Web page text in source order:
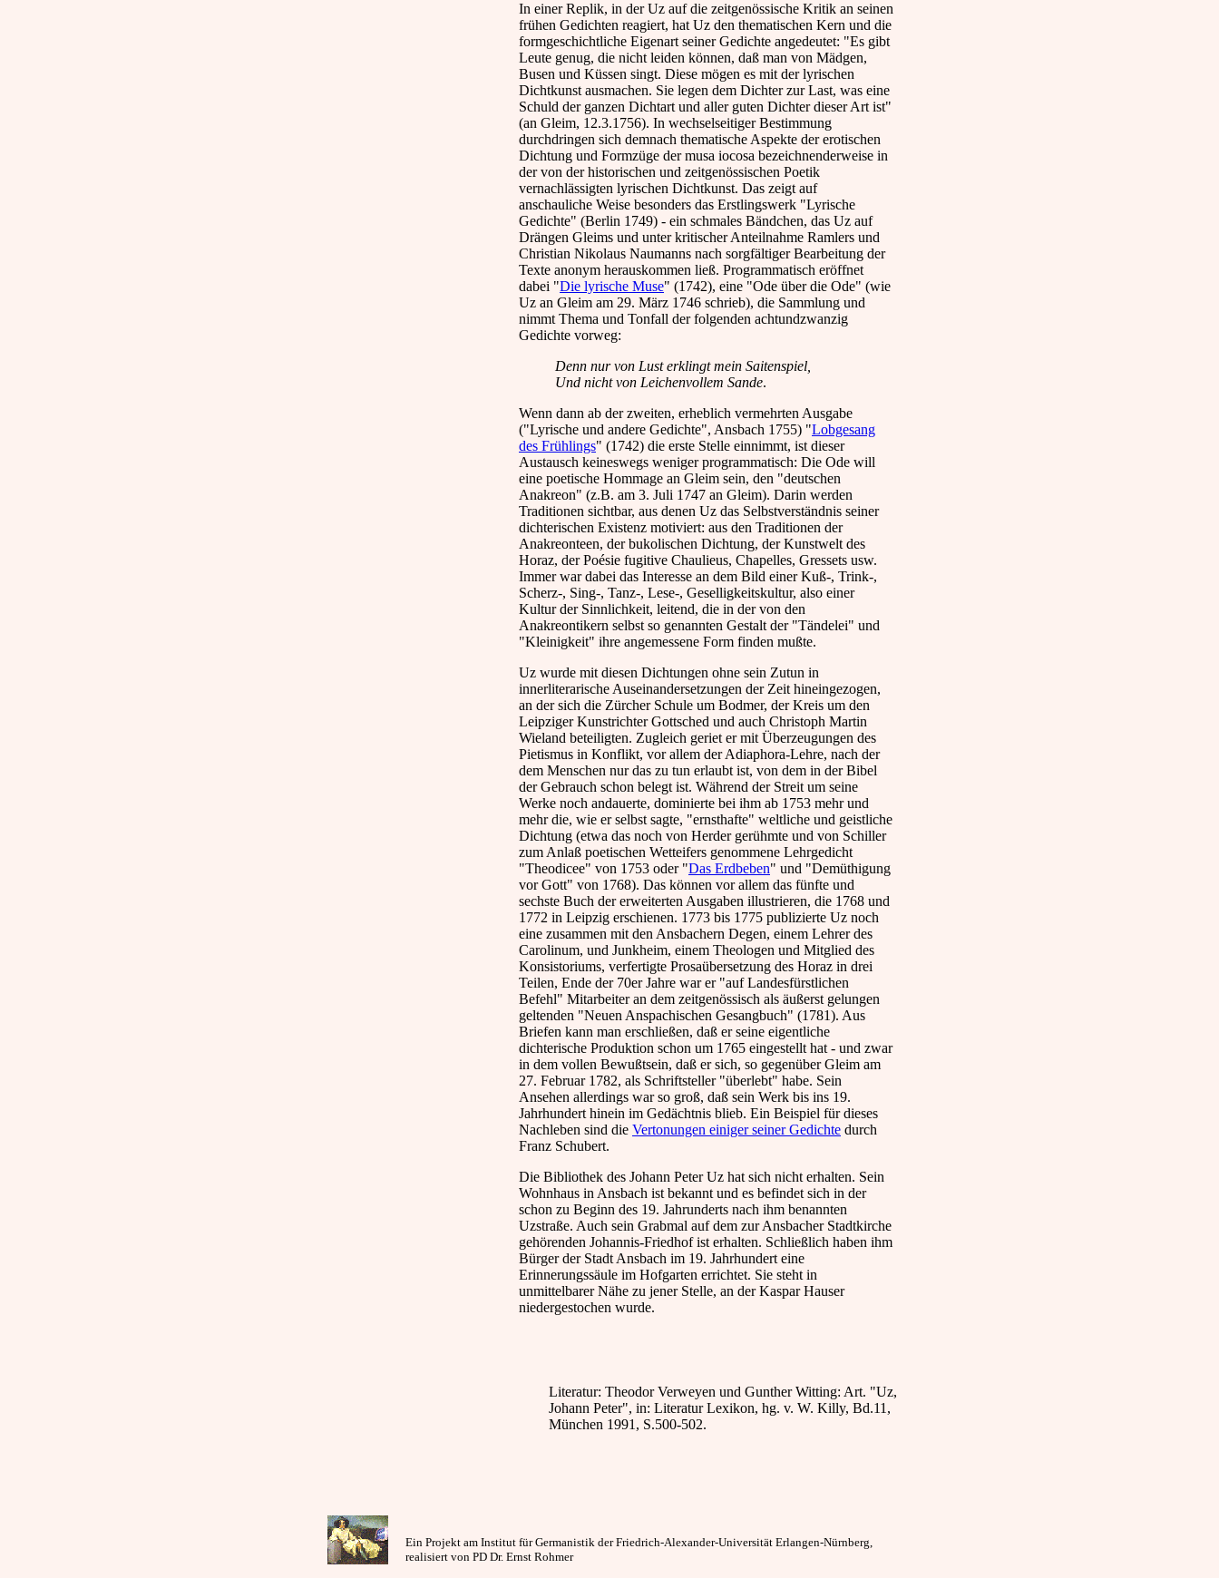
In einer Replik, in der Uz auf die zeitgenössische Kritik an seinen
frühen Gedichten reagiert, hat Uz den thematischen Kern und die
formgeschichtliche Eigenart seiner Gedichte angedeutet: "Es gibt
Leute genug, die nicht leiden können, daß man von Mädgen,
Busen und Küssen singt. Diese mögen es mit der lyrischen
Dichtkunst ausmachen. Sie legen dem Dichter zur Last, was eine
Schuld der ganzen Dichtart und aller guten Dichter dieser Art ist"
(an Gleim, 12.3.1756). In wechselseitiger Bestimmung
durchdringen sich demnach thematische Aspekte der erotischen
Dichtung und Formzüge der musa iocosa bezeichnenderweise in
der von der historischen und zeitgenössischen Poetik
vernachlässigten lyrischen Dichtkunst. Das zeigt auf
anschauliche Weise besonders das Erstlingswerk "Lyrische
Gedichte" (Berlin 1749) - ein schmales Bändchen, das Uz auf
Drängen Gleims und unter kritischer Anteilnahme Ramlers und
Christian Nikolaus Naumanns nach sorgfältiger Bearbeitung der
Texte anonym herauskommen ließ. Programmatisch eröffnet
dabei "Die lyrische Muse" (1742), eine "Ode über die Ode" (wie
Uz an Gleim am 29. März 1746 schrieb), die Sammlung und
nimmt Thema und Tonfall der folgenden achtundzwanzig
Gedichte vorweg:
Denn nur von Lust erklingt mein Saitenspiel,
Und nicht von Leichenvollem Sande.
Wenn dann ab der zweiten, erheblich vermehrten Ausgabe
("Lyrische und andere Gedichte", Ansbach 1755) "Lobgesang
des Frühlings" (1742) die erste Stelle einnimmt, ist dieser
Austausch keineswegs weniger programmatisch: Die Ode will
eine poetische Hommage an Gleim sein, den "deutschen
Anakreon" (z.B. am 3. Juli 1747 an Gleim). Darin werden
Traditionen sichtbar, aus denen Uz das Selbstverständnis seiner
dichterischen Existenz motiviert: aus den Traditionen der
Anakreonteen, der bukolischen Dichtung, der Kunstwelt des
Horaz, der Poésie fugitive Chaulieus, Chapelles, Gressets usw.
Immer war dabei das Interesse an dem Bild einer Kuß-, Trink-,
Scherz-, Sing-, Tanz-, Lese-, Geselligkeitskultur, also einer
Kultur der Sinnlichkeit, leitend, die in der von den
Anakreontikern selbst so genannten Gestalt der "Tändelei" und
"Kleinigkeit" ihre angemessene Form finden mußte.
Uz wurde mit diesen Dichtungen ohne sein Zutun in
innerliterarische Auseinandersetzungen der Zeit hineingezogen,
an der sich die Zürcher Schule um Bodmer, der Kreis um den
Leipziger Kunstrichter Gottsched und auch Christoph Martin
Wieland beteiligten. Zugleich geriet er mit Überzeugungen des
Pietismus in Konflikt, vor allem der Adiaphora-Lehre, nach der
dem Menschen nur das zu tun erlaubt ist, von dem in der Bibel
der Gebrauch schon belegt ist. Während der Streit um seine
Werke noch andauerte, dominierte bei ihm ab 1753 mehr und
mehr die, wie er selbst sagte, "ernsthafte" weltliche und geistliche
Dichtung (etwa das noch von Herder gerühmte und von Schiller
zum Anlaß poetischen Wetteifers genommene Lehrgedicht
"Theodicee" von 1753 oder "Das Erdbeben" und "Demüthigung
vor Gott" von 1768). Das können vor allem das fünfte und
sechste Buch der erweiterten Ausgaben illustrieren, die 1768 und
1772 in Leipzig erschienen. 1773 bis 1775 publizierte Uz noch
eine zusammen mit den Ansbachern Degen, einem Lehrer des
Carolinum, und Junkheim, einem Theologen und Mitglied des
Konsistoriums, verfertigte Prosaübersetzung des Horaz in drei
Teilen, Ende der 70er Jahre war er "auf Landesfürstlichen
Befehl" Mitarbeiter an dem zeitgenössisch als äußerst gelungen
geltenden "Neuen Anspachischen Gesangbuch" (1781). Aus
Briefen kann man erschließen, daß er seine eigentliche
dichterische Produktion schon um 1765 eingestellt hat - und zwar
in dem vollen Bewußtsein, daß er sich, so gegenüber Gleim am
27. Februar 1782, als Schriftsteller "überlebt" habe. Sein
Ansehen allerdings war so groß, daß sein Werk bis ins 19.
Jahrhundert hinein im Gedächtnis blieb. Ein Beispiel für dieses
Nachleben sind die Vertonungen einiger seiner Gedichte durch
Franz Schubert.
Die Bibliothek des Johann Peter Uz hat sich nicht erhalten. Sein
Wohnhaus in Ansbach ist bekannt und es befindet sich in der
schon zu Beginn des 19. Jahrunderts nach ihm benannten
Uzstraße. Auch sein Grabmal auf dem zur Ansbacher Stadtkirche
gehörenden Johannis-Friedhof ist erhalten. Schließlich haben ihm
Bürger der Stadt Ansbach im 19. Jahrhundert eine
Erinnerungssäule im Hofgarten errichtet. Sie steht in
unmittelbarer Nähe zu jener Stelle, an der Kaspar Hauser
niedergestochen wurde.
Literatur: Theodor Verweyen und Gunther Witting: Art. "Uz,
Johann Peter", in: Literatur Lexikon, hg. v. W. Killy, Bd.11,
München 1991, S.500-502.
Ein Projekt am Institut für Germanistik der Friedrich-Alexander-Universität Erlangen-Nürnberg,
realisiert von PD Dr. Ernst Rohmer